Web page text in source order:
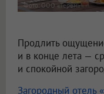
Фото: ООО «Терем»
Продлить
и в конце лета —
и спокойной
Загородный отель